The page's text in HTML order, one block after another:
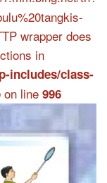
wrapper does
in
includes/class-
on line 996